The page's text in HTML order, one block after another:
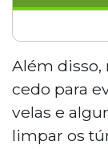
No Dia de
Amaro em
grande
cedo
clima
entes
Além disso,
cedo para
velas e
limpar os